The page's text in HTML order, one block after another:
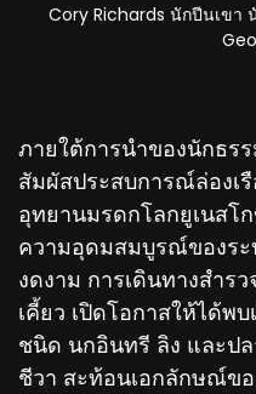
Cory Richards นักปีนเขา
ภายใต้การนำของนักธร
สัมผัสประสบการณ์ล่องเ
อุทยานมรดกโลกยูเนสโ
ความอุดมสมบูรณ์ของร
งดงาม การเดินทางสำร
เคี้ยว เปิดโอกาสให้ได้พ
ชนิด นกอินทรี ลิง และป
ชีวา สะท้อนเอกลักษณ์ขอ